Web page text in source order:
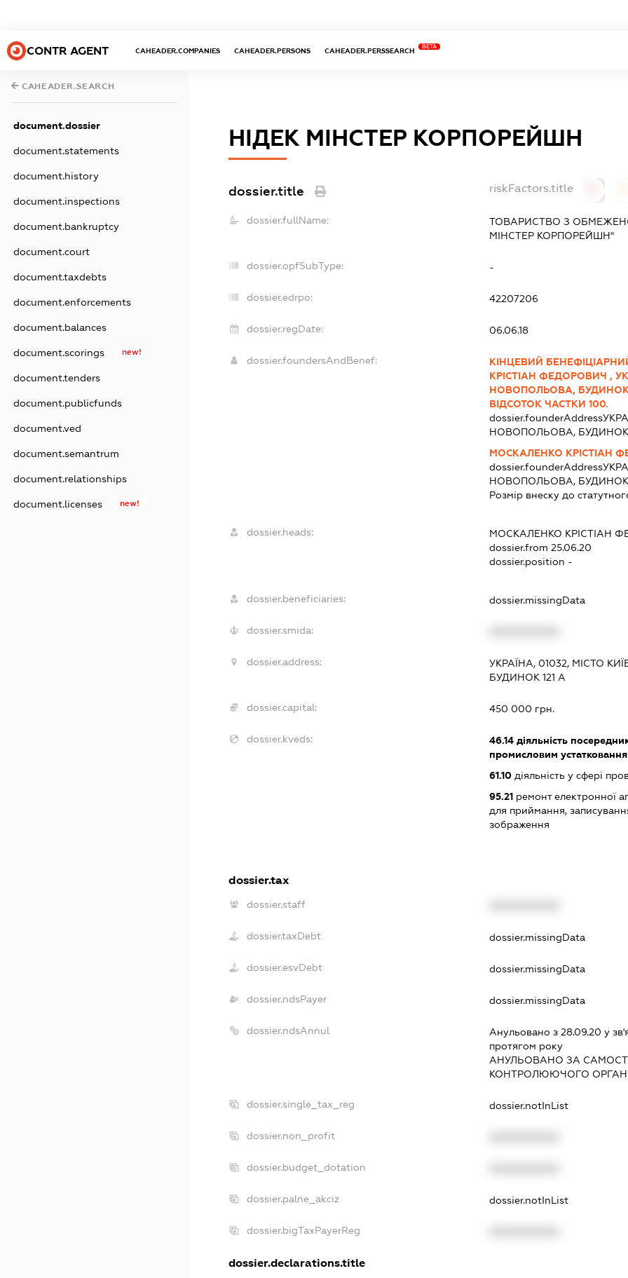
CONTR AGENT CAHEADER.COMPANIES CAHEADER.PERSONS CAHEADER.PERSSEARCH
BETA
CAHEADER.SEARCH
document.dossier
document.statements
document.history
document.inspections
document.bankruptcy
document.court
document.taxdebts
document.enforcements
document.balances
document.scorings new!
document.tenders
document.publicfunds
document.ved
document.semantrum
document.relationships
document.licenses new!
НІДЕК МІНСТЕР КОРПОРЕЙШН
dossier.title riskFactors.title
dossier.fullName:
ТОВАРИСТВО З
МІНСТЕР КОРПОРЕЙШН"
dossier.opfSubType: -
dossier.edrpo: 42207206
dossier.regDate: 06.06.18
dossier.foundersAndBenef:
КІНЦЕВИЙ
КРІСТІАН ФЕДОРОВИЧ ,
НОВОПОЛЬОВА, БУДИНОК
ВІДСОТОК ЧАСТКИ 100.
dossier.founderAddress
НОВОПОЛЬОВА, БУДИНОК
МОСКАЛЕНКО КРІСТІАН
dossier.founderAddress
НОВОПОЛЬОВА, БУДИНОК
Розмір внеску до
dossier.heads: МОСКАЛЕНКО КРІСТІАН
dossier.from 25.06.20
dossier.position -
dossier.beneficiaries: dossier.missingData
dossier.smida:
dossier.address:
УКРАЇНА, 01032, МІСТО
БУДИНОК 121 А
dossier.capital: 450 000 грн.
dossier.kveds: 46.14діяльність
промисловим
61.10діяльність у сфері
95.21ремонт електронної
для приймання,
зображення
dossier.tax
dossier.staff
dossier.taxDebt dossier.missingData
dossier.esvDebt dossier.missingData
dossier.ndsPayer dossier.missingData
dossier.ndsAnnul Анульовано з 28.09.20 у
протягом року
АНУЛЬОВАНО ЗА
КОНТРОЛЮЮЧОГО
dossier.single_tax_reg dossier.notInList
dossier.non_profit
dossier.budget_dotation
dossier.palne_akciz dossier.notInList
dossier.bigTaxPayerReg
dossier.declarations.title